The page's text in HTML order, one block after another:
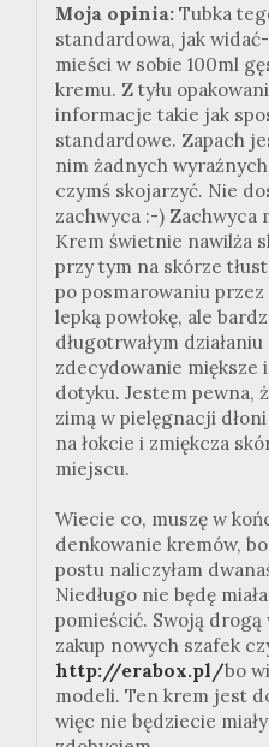
Moja opinia: Tubka
standardowa, jak
mieści w sobie 100ml
kremu. Z tyłu
informacje takie jak
standardowe. Zapach
nim żadnych
czymś skojarzyć. Nie
zachwyca :-) Zachwyca
Krem świetnie nawilża
przy tym na skórze
po posmarowaniu
lepką powłokę, ale
długotrwałym
zdecydowanie miększe
dotyku. Jestem pewna,
zimą w pielęgnacji
na łokcie i zmiękcza
miejscu.
Wiecie co, muszę w
denkowanie kremów,
postu naliczyłam
Niedługo nie będę
pomieścić. Swoją
zakup nowych szafek
http://erabox.pl/bo
modeli. Ten krem jest
więc nie będziecie